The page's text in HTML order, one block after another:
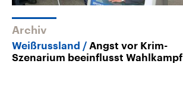
Archiv
Weißrussland
Angst vor Krim-
Szenarium beeinflusst Wahlkampf